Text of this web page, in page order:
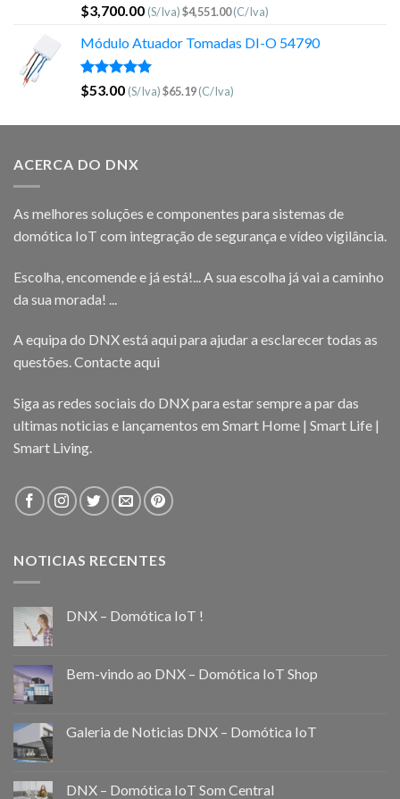
Avaliação
5.00
$3,700.00 (S/Iva)$4,551.00(C/Iva)
Módulo Atuador Tomadas DI-O 54790
Avaliação
5.00
de 5
$53.00 (S/Iva)$65.19(C/Iva)
ACERCA DO DNX
As melhores soluções e componentes para sistemas de
domótica IoT com integração de segurança e vídeo vigilância.
Escolha, encomende e já está!... A sua escolha já vai a caminho
da sua morada! ...
A equipa do DNX está aqui para ajudar a esclarecer todas as
questões.Contacte aqui
Siga as redes sociais do DNX para estar sempre a par das
ultimas noticias e lançamentos em Smart Home | Smart Life |
Smart Living.
NOTICIAS RECENTES
DNX – Domótica IoT !
Bem-vindo ao DNX – Domótica IoT Shop
Galeria de Noticias DNX – Domótica IoT
DNX – Domótica IoT Som Central